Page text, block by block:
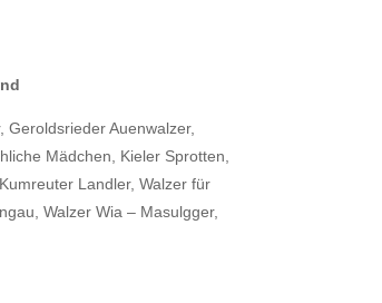
Geroldsrieder Auenwalzer,
Mädchen, Kieler Sprotten,
Landler, Walzer für
Walzer Wia – Masulgger,